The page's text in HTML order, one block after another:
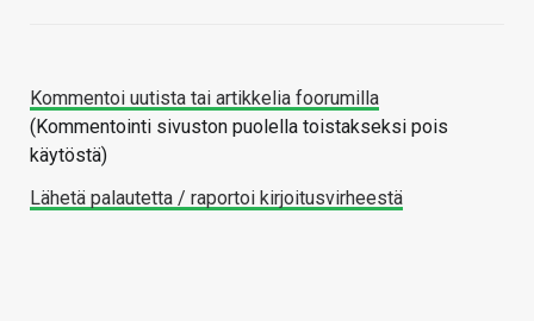
Kommentoi uutista tai artikkelia foorumilla
(Kommentointi sivuston puolella toistakseksi pois
käytöstä)
Lähetä palautetta / raportoi kirjoitusvirheestä